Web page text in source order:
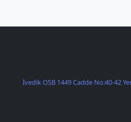
İvedik OSB 1449 Cadde No:40-42